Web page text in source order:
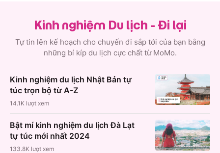
Kinh nghiệm Du lịch - Đi lại
Tự tin lên kế hoạch cho chuyến đi sắp tới của bạn bằng
những bí kíp du lịch cực chất từ MoMo.
Kinh nghiệm du lịch Nhật Bản tự
túc trọn bộ từ A-Z
14.1K lượt xem
Bật mí kinh nghiệm du lịch Đà Lạt
tự túc mới nhất 2024
133.8K lượt xem